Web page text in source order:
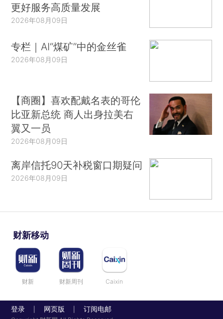
更好服务高质量发展
2026年08月09日
专栏｜AI“煤矿”中的金丝雀
2026年08月09日
【商圈】喜欢配戴名表的哥伦
比亚新总统 商人出身拉美右
翼又一员
2026年08月09日
离岸信托90天补税窗口期疑问
2026年08月09日
财新移动
财新 财新周刊 Caixin
登录 网页版 订阅电邮